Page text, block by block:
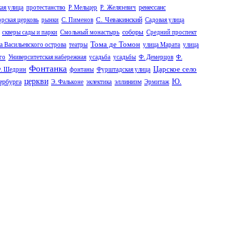
улица протестанство Р. Мельцер Р. Желязевич ренессанс
церковь рынки С. Пименов С. Чевакинский Садовая улица
скверы сады и парки Смольный монастырь соборы Средний проспект
Васильевского острова театры Тома де Томон улица Марата улица
Университетская набережная усадьба усадьбы Ф. Демерцов Ф.
Шедрин Фонтанка фонтаны Фурштадская улица Царское село
церкви Э. Фальконе эклектика эллинизм Эрмитаж Ю.